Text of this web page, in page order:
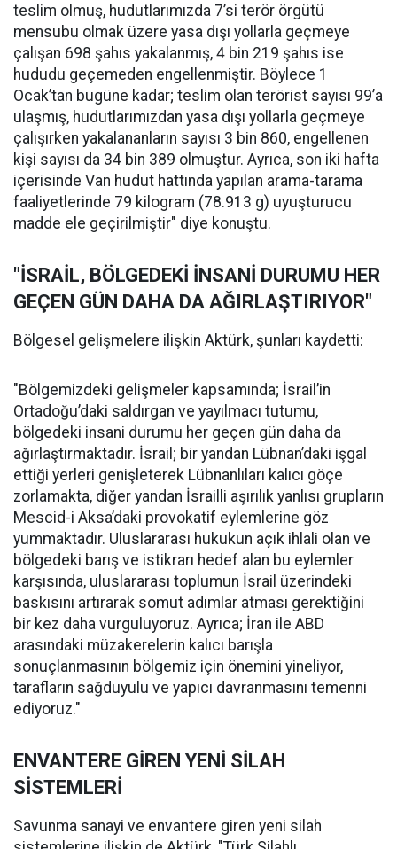
teslim olmuş, hudutlarımızda 7’si terör örgütü
mensubu olmak üzere yasa dışı yollarla geçmeye
çalışan 698 şahıs yakalanmış, 4 bin 219 şahıs ise
hududu geçemeden engellenmiştir. Böylece 1
Ocak’tan bugüne kadar; teslim olan terörist sayısı 99’a
ulaşmış, hudutlarımızdan yasa dışı yollarla geçmeye
çalışırken yakalananların sayısı 3 bin 860, engellenen
kişi sayısı da 34 bin 389 olmuştur. Ayrıca, son iki hafta
içerisinde Van hudut hattında yapılan arama-tarama
faaliyetlerinde 79 kilogram (78.913 g) uyuşturucu
madde ele geçirilmiştir" diye konuştu.
"İSRAİL, BÖLGEDEKİ İNSANİ DURUMU HER
GEÇEN GÜN DAHA DA AĞIRLAŞTIRIYOR"
Bölgesel gelişmelere ilişkin Aktürk, şunları kaydetti:
"Bölgemizdeki gelişmeler kapsamında; İsrail’in
Ortadoğu’daki saldırgan ve yayılmacı tutumu,
bölgedeki insani durumu her geçen gün daha da
ağırlaştırmaktadır. İsrail; bir yandan Lübnan’daki işgal
ettiği yerleri genişleterek Lübnanlıları kalıcı göçe
zorlamakta, diğer yandan İsrailli aşırılık yanlısı grupların
Mescid-i Aksa’daki provokatif eylemlerine göz
yummaktadır. Uluslararası hukukun açık ihlali olan ve
bölgedeki barış ve istikrarı hedef alan bu eylemler
karşısında, uluslararası toplumun İsrail üzerindeki
baskısını artırarak somut adımlar atması gerektiğini
bir kez daha vurguluyoruz. Ayrıca; İran ile ABD
arasındaki müzakerelerin kalıcı barışla
sonuçlanmasının bölgemiz için önemini yineliyor,
tarafların sağduyulu ve yapıcı davranmasını temenni
ediyoruz."
ENVANTERE GİREN YENİ SİLAH
SİSTEMLERİ
Savunma sanayi ve envantere giren yeni silah